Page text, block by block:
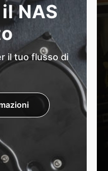
NAS
il tuo flusso di